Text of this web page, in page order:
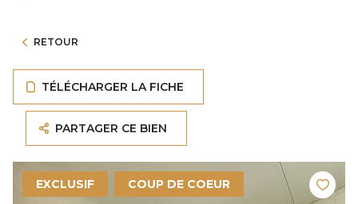
RETOUR
TÉLÉCHARGER LA FICHE
PARTAGER CE BIEN
EXCLUSIF COUP DE COEUR